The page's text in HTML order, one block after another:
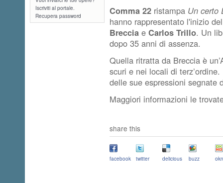
Iscriviti al portale.
Recupera password
Comma 22 ristampa Un certo
hanno rappresentato l'inizio
Breccia e Carlos Trillo. Un
dopo 35 anni di assenza.
Quella ritratta da Breccia è
scuri e nei locali di
delle sue espressioni segnate
Maggiori informazioni le
share this
facebook twitter delicious buzz